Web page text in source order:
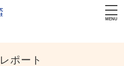
MENU
ポート